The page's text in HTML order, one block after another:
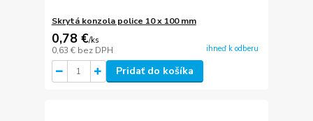
Skrytá konzola police 10 x 100 mm
0,78 €/ks
0,63 € bez DPH ihneď k odberu
Pridať do košíka